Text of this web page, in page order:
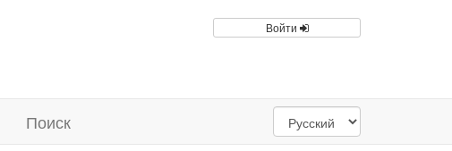
Войти
Поиск